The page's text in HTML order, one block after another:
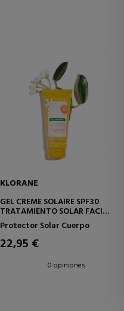
KLORANE
GEL CREME SOLAIRE SPF30
TRATAMIENTO SOLAR FACIAL
Y CORPORA
Protector Solar Cuerpo
22,95 €
0 opiniones